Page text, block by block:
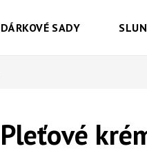
DÁRKOVÉ SADY
Pleťové